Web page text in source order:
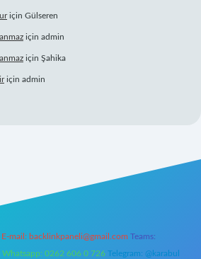
için Gülseren
için admin
için Şahika
için admin
E-mail: backlinkpaneli@gmail.com Teams:
Whatsapp: 0262 606 0 726 Telegram: @karabul